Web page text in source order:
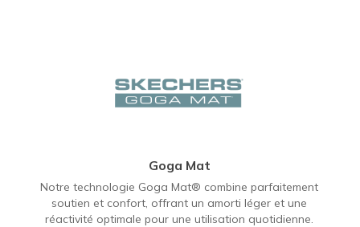
Goga Mat
Notre technologie Goga Mat® combine parfaitement
soutien et confort, offrant un amorti léger et une
réactivité optimale pour une utilisation quotidienne.